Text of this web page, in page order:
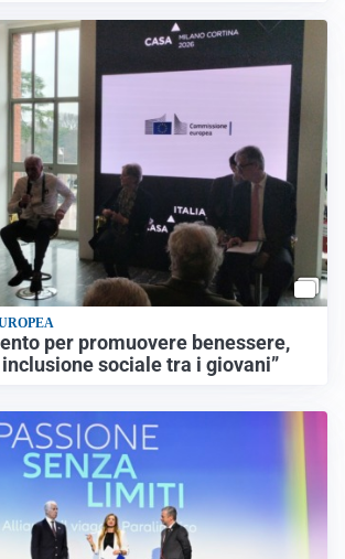
per promuovere benessere,
sociale tra i giovani”